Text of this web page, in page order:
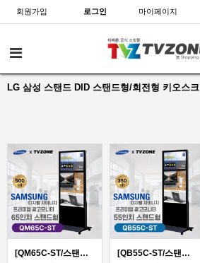
회원가입 로그인 마이페이지
LG 삼성 스탠드 DID 스탠드형/회전형 키오스크
[QM65C-ST/스탠드형]65인치 삼성 DID 스탠드형 광고용모니터/ 삼성디지털사이니지 키오스크 [QB55C-ST/스탠드형]55인치 삼성 DID 스탠드형 광고용 모니터/ 삼성디지털사이니지 LED패널 키오스크